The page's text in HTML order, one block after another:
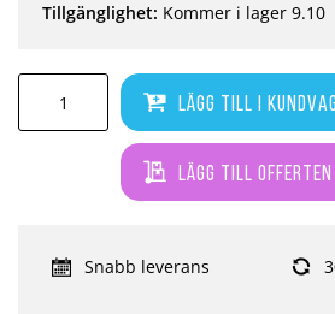
Lägg till i
Lägg till offerten
Tillgänglighet: Kommer i lager 9.10
Snabb leverans